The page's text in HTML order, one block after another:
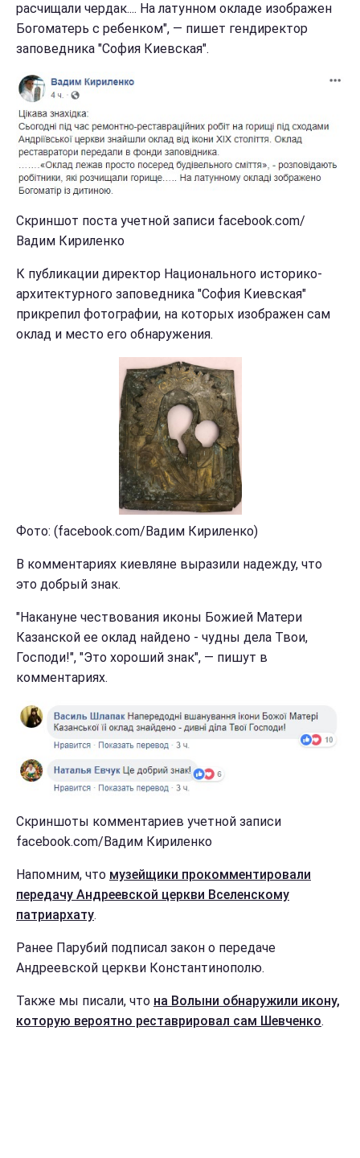
расчищали чердак.... На латунном окладе изображен
Богоматерь с ребенком", — пишет гендиректор
заповедника "София Киевская".
Скриншот поста учетной записи facebook.com/
Вадим Кириленко
К публикации директор Национального историко-
архитектурного заповедника "София Киевская"
прикрепил фотографии, на которых изображен сам
оклад и место его обнаружения.
Фото: (facebook.com/Вадим Кириленко)
В комментариях киевляне выразили надежду, что
это добрый знак.
"Накануне чествования иконы Божией Матери
Казанской ее оклад найдено - чудны дела Твои,
Господи!", "Это хороший знак", — пишут в
комментариях.
Скриншоты комментариев учетной записи
facebook.com/Вадим Кириленко
Напомним, что музейщики прокомментировали
передачу Андреевской церкви Вселенскому
патриархату.
Ранее Парубий подписал закон о передаче
Андреевской церкви Константинополю.
Также мы писали, что на Волыни обнаружили икону,
которую вероятно реставрировал сам Шевченко.